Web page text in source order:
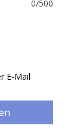
0/500
E-Mail